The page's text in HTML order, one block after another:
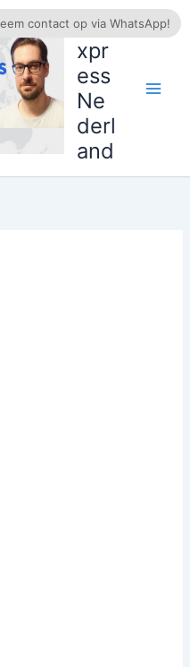
AliE
xpr
ess
Ne
derl
and
contact op via WhatsApp!